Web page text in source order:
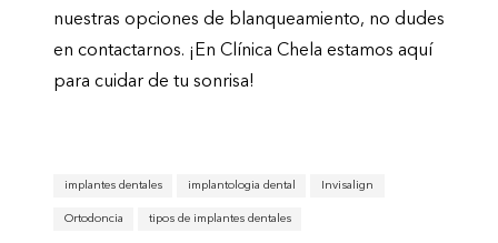
nuestras opciones de blanqueamiento, no dudes
en contactarnos. ¡En Clínica Chela estamos aquí
para cuidar de tu sonrisa!
implantes dentales implantologia dental Invisalign
Ortodoncia tipos de implantes dentales